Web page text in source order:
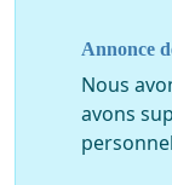
résultats
la population,
associés au
Annonce
Nous
avons